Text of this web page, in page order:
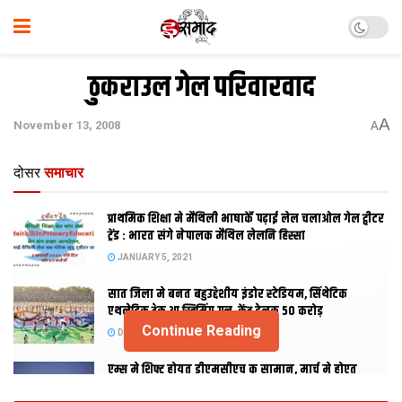
ठुकराउल गेल परिवारवाद
November 13, 2008 AA
दोसर समाचार
प्राथमिक शि‍क्षा मे मैथि‍ली भाषाकेँ पढ़ाई लेल चलाओल गेल ट्वीटर
ट्रेंड : भारत संगे नेपालक मैथिल लेलनि हिस्सा
JANUARY 5, 2021
सात जिला मे बनत बहुउद्देशीय इंडोर स्‍टेडि‍यम, सिंथेटिक
एथलेटिक ट्रेक आ स्विमिंग पुल, केंद्र देलक 50 करोड़
DECEMBER 26, 2020
एम्स मे शिफ्ट होयत डीएमसीएच क सामान, मार्च मे होएत
Continue Reading